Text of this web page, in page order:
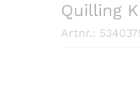
Quilling
Artnr.: